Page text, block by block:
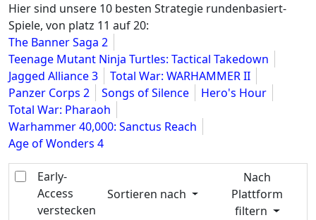
Hier sind unsere 10 besten Strategie rundenbasiert-
Spiele, von platz 11 auf 20:
The Banner Saga 2
Teenage Mutant Ninja Turtles: Tactical Takedown
Jagged Alliance 3
Total War: WARHAMMER II
Panzer Corps 2
Songs of Silence
Hero's Hour
Total War: Pharaoh
Warhammer 40,000: Sanctus Reach
Age of Wonders 4
Early-
Access
verstecken
Sortieren nach
Nach
Plattform
filtern